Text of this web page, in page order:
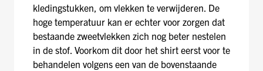
kledingstukken, om vlekken te verwijderen. De
hoge temperatuur kan er echter voor zorgen dat
bestaande zweetvlekken zich nog beter nestelen
in de stof. Voorkom dit door het shirt eerst voor te
behandelen volgens een van de bovenstaande